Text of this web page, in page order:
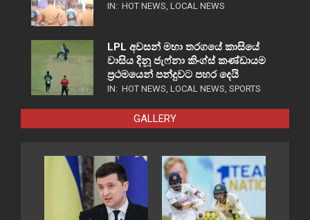
IN: HOT NEWS, LOCAL NEWS
LPL අවසන් මහා තරගයේ කාසියේ
වාසිය දිනූ ජැෆ්නා කිංග්ස් කණ්ඩායම
ප්‍රථමයෙන් පන්දුවට පහර දෙයි
IN: HOT NEWS, LOCAL NEWS, SPORTS
GALLERY